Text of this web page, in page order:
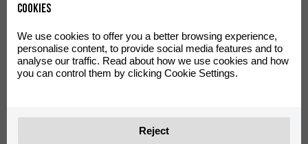
INSTAGRAM
Cookies
We use cookies to offer you a better browsing experience,
personalise content, to provide social media features and to
analyse our traffic. Read about how we use cookies and how
you can control them by clicking Cookie Settings.
Reject